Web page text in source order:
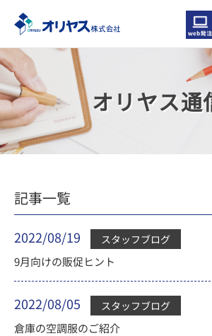
オリヤス通
記事一覧
2022/08/19 スタッフブログ
9月向けの販促ヒント
2022/08/05 スタッフブログ
倉庫の空調服のご紹介